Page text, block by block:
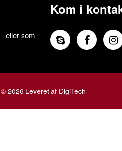
eller som
Kom i
© 2026 Leveret af DigiTech